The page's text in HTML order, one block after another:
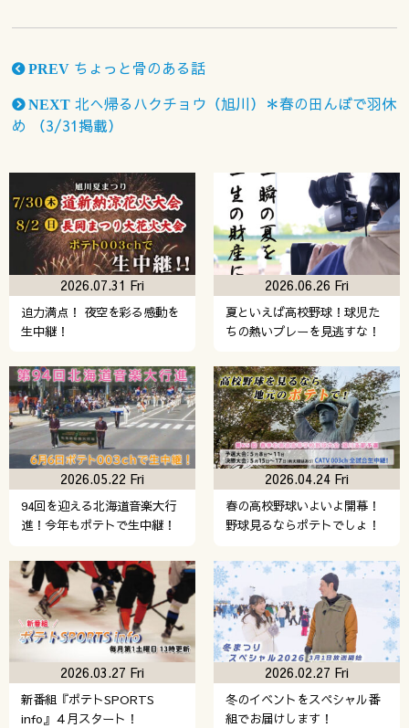
PREV ちょっと骨のある話
NEXT 北へ帰るハクチョウ（旭川）＊春の田んぼで羽休
め （3/31掲載）
迫力満点！ 夜空を彩る感動を
生中継！
2026.07.31 Fri
夏といえば高校野球！球児た
ちの熱いプレーを見逃すな！
2026.06.26 Fri
94回を迎える北海道音楽大行
進！今年もポテトで生中継！
2026.05.22 Fri
春の高校野球いよいよ開幕！
野球見るならポテトでしょ！
2026.04.24 Fri
新番組『ポテトSPORTS
info』４月スタート！
2026.03.27 Fri
冬のイベントをスペシャル番
組でお届けします！
2026.02.27 Fri